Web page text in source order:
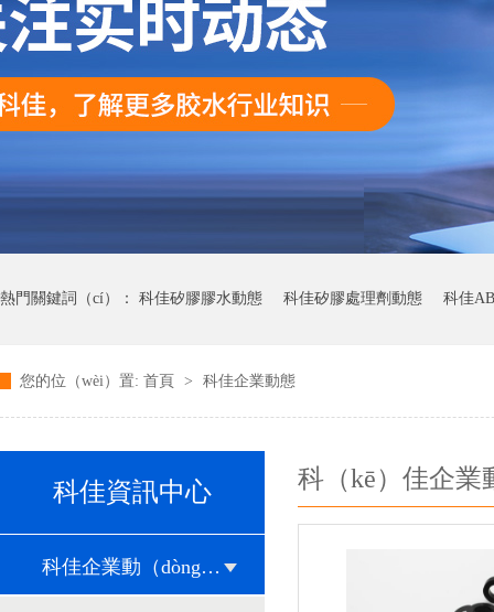
熱門關鍵詞（cí）： 科佳矽膠膠水動態 科佳矽膠處理劑動態 科佳
科（kē）佳快幹膠動態
您的位（wèi）置: 首頁 > 科佳企業動態
科佳資訊中心
科佳企業動（dòng）態
科（kē）佳企業